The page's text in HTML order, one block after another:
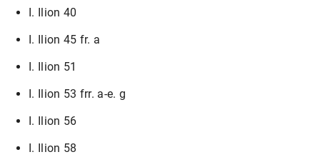
I. Ilion 40
I. Ilion 45 fr. a
I. Ilion 51
I. Ilion 53 frr. a-e. g
I. Ilion 56
I. Ilion 58